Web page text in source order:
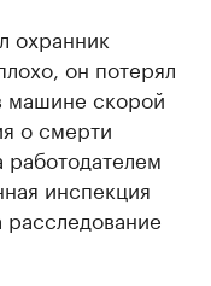
охранник
он потерял
машине скорой
о смерти
инспекция